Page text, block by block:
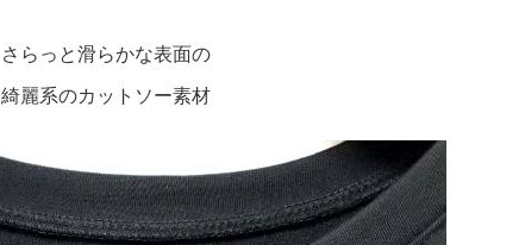
さらっと滑らかな表面の
綺麗系のカットソー素材